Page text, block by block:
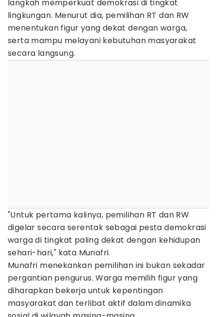
langkah memperkuat demokrasi di tingkat
lingkungan. Menurut dia, pemilihan RT dan RW
menentukan figur yang dekat dengan warga,
serta mampu melayani kebutuhan masyarakat
secara langsung.
"Untuk pertama kalinya, pemilihan RT dan RW
digelar secara serentak sebagai pesta demokrasi
warga di tingkat paling dekat dengan kehidupan
sehari-hari," kata Munafri.
Munafri menekankan pemilihan ini bukan sekadar
pergantian pengurus. Warga memilih figur yang
diharapkan bekerja untuk kepentingan
masyarakat dan terlibat aktif dalam dinamika